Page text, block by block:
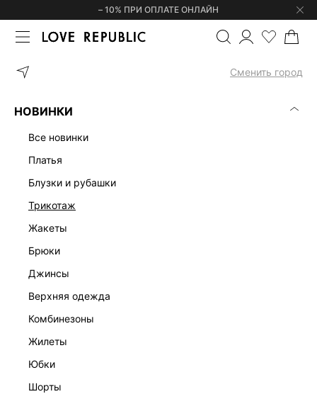
– 10% ПРИ ОПЛАТЕ ОНЛАЙН
Сменить город
НОВИНКИ
все новинки
платья
блузки и рубашки
трикотаж
жакеты
брюки
джинсы
верхняя одежда
комбинезоны
жилеты
юбки
шорты
ГЛАВНАЯ ДЖИНСОВЫЙ САРАФАН С